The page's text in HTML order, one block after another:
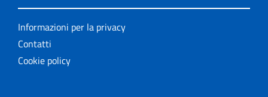
Informazioni per la privacy
Contatti
Cookie policy